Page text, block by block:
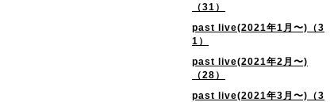
（31）
past live(2021年1月〜)（3
1）
past live(2021年2月〜)
（28）
past live(2021年3月〜)（3